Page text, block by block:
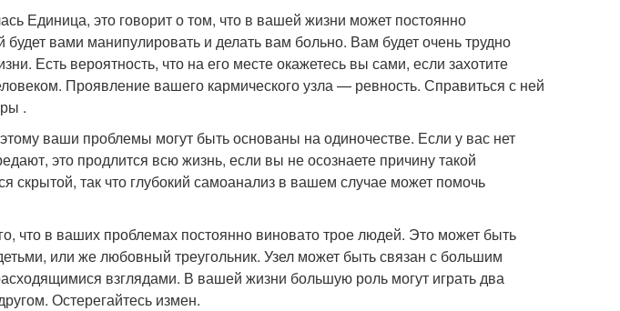
Единица, это говорит о том, что в вашей жизни может постоянно
будет вами манипулировать и делать вам больно. Вам будет очень трудно
Есть вероятность, что на его месте окажетесь вы сами, если захотите
Проявление вашего кармического узла — ревность. Справиться с ней
.
ваши проблемы могут быть основаны на одиночестве. Если у вас нет
это продлится всю жизнь, если вы не осознаете причину такой
скрытой, так что глубокий самоанализ в вашем случае может помочь
что в ваших проблемах постоянно виновато трое людей. Это может быть
или же любовный треугольник. Узел может быть связан с большим
взглядами. В вашей жизни большую роль могут играть два
Остерегайтесь измен.